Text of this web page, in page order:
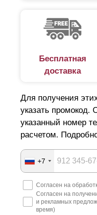
При выборе стоит
относительно дизайна
больший объем
наличием
наоборот - чем
и горизонтальных
любого размера
соответствуют
Бесплатная
доставка
Для получения
указать промокод.
указанный номер
расчетом.
+7
Согласен на
Согласен на
и рекламных
время)